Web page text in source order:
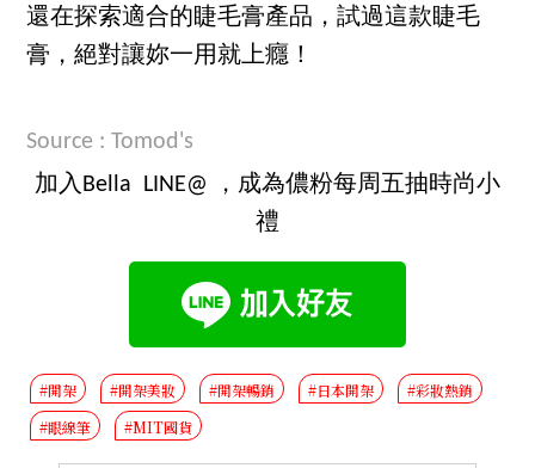
還在探索適合的睫毛膏產品，試過這款睫毛
膏，絕對讓妳一用就上癮！
Source : Tomod's
加入Bella LINE@ ，成為儂粉每周五抽時尚小
禮
#開架 #開架美妝 #開架暢銷 #日本開架
#彩妝熱銷
#眼線筆
#MIT國貨